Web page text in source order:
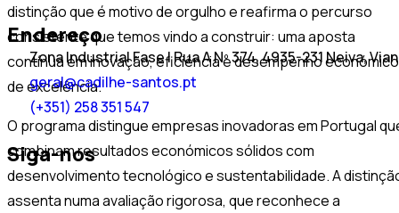
Endereço
Zona Industrial Fase I Rua A Nº 374, 4935-231 Neiva,
geral@cadilhe-santos.pt
(+351) 258 351 547
Siga-nos
distinção que é motivo de orgulho e reafirma o percurso
consistente que temos vindo a construir: uma aposta
contínua em inovação, eficiência e desempenho económico
de excelência.
O programa distingue empresas inovadoras em Portugal
combinam resultados económicos sólidos com
desenvolvimento tecnológico e sustentabilidade. A
assenta numa avaliação rigorosa, que reconhece a